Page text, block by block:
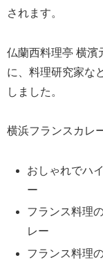
されます。
仏蘭西料理亭 横濱
に、料理研究家な
しました。
横浜フランスカレ
おしゃれでハ
ー
フランス料理
レー
フランス料理